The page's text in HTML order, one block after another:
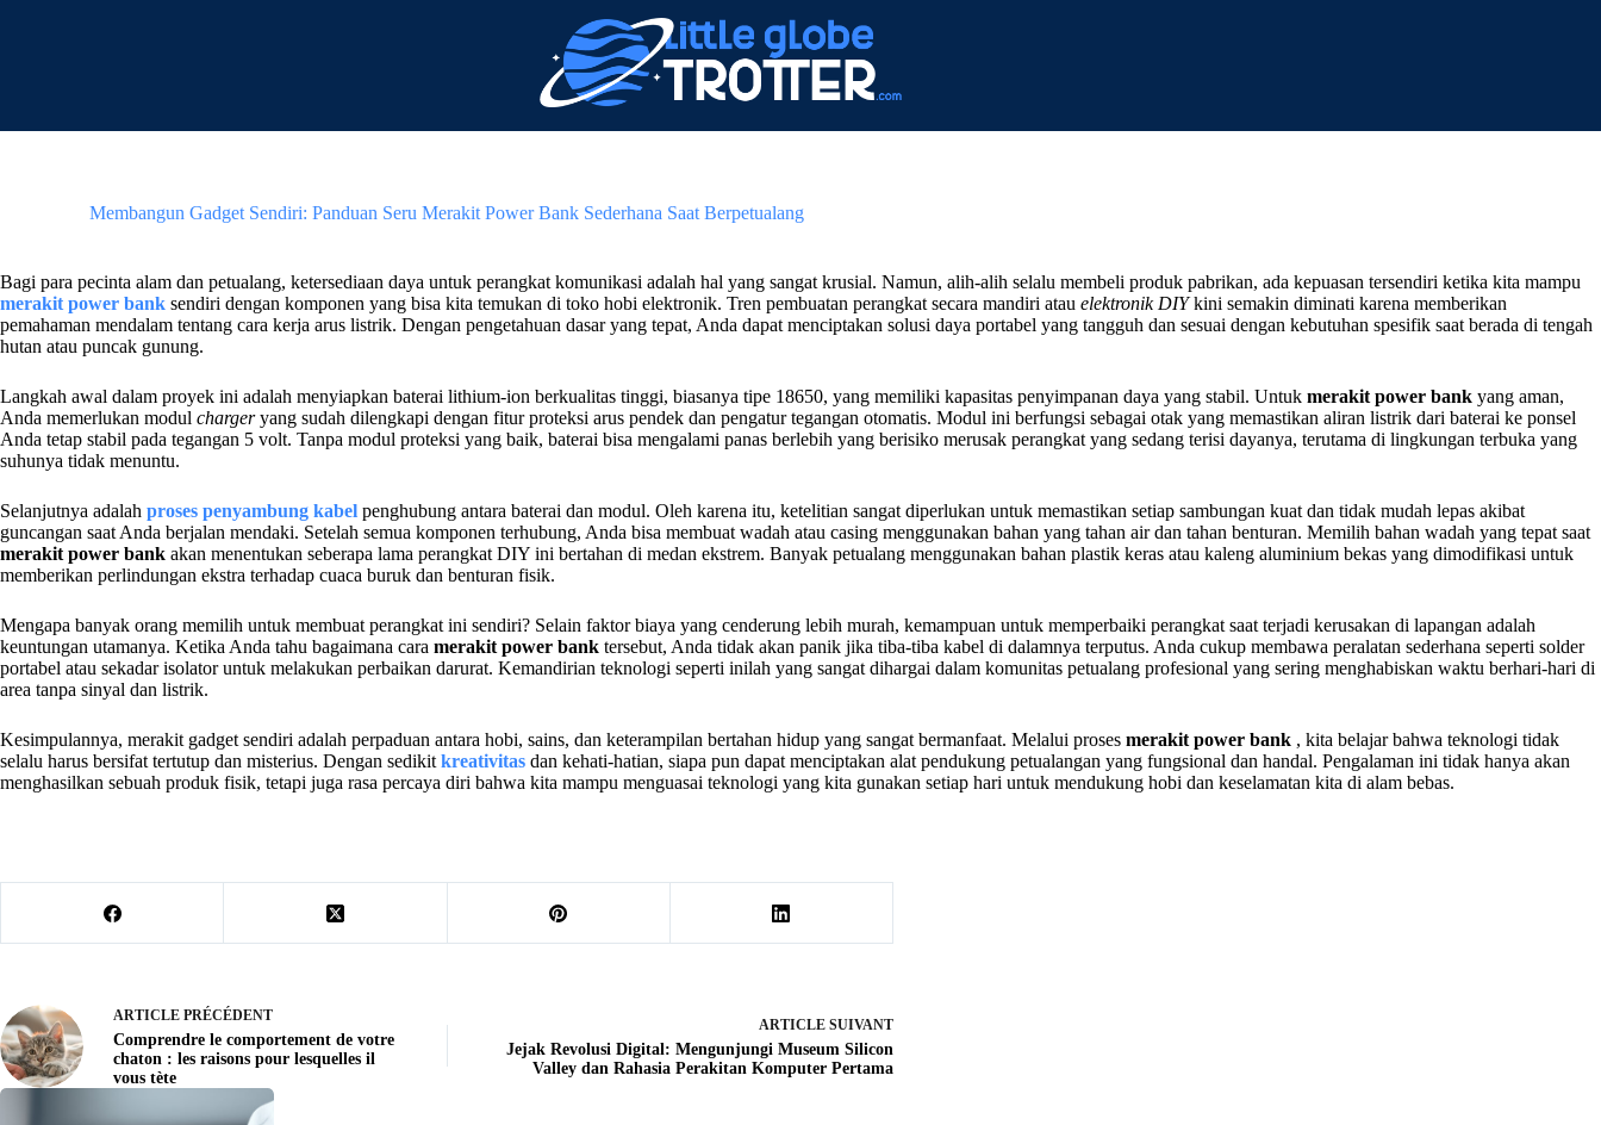
Membangun Gadget Sendiri: Panduan Seru Merakit Power Bank Sederhana Saat Berpetualang
Bagi para pecinta alam dan petualang, ketersediaan daya untuk perangkat komunikasi adalah hal yang sangat krusial. Namun, alih-alih selalu membeli produk pabrikan, ada kepuasan tersendiri ketika kita mampu
merakit power bank sendiri dengan komponen yang bisa kita temukan di toko hobi elektronik. Tren pembuatan perangkat secara mandiri atau elektronik DIYkini semakin diminati karena memberikan
pemahaman mendalam tentang cara kerja arus listrik. Dengan pengetahuan dasar yang tepat, Anda dapat menciptakan solusi daya portabel yang tangguh dan sesuai dengan kebutuhan spesifik saat berada di tengah
hutan atau puncak gunung.
Langkah awal dalam proyek ini adalah menyiapkan baterai lithium-ion berkualitas tinggi, biasanya tipe 18650, yang memiliki kapasitas penyimpanan daya yang stabil. Untuk merakit power bank yang aman,
Anda memerlukan modul chargeryang sudah dilengkapi dengan fitur proteksi arus pendek dan pengatur tegangan otomatis. Modul ini berfungsi sebagai otak yang memastikan aliran listrik dari baterai ke ponsel
Anda tetap stabil pada tegangan 5 volt. Tanpa modul proteksi yang baik, baterai bisa mengalami panas berlebih yang berisiko merusak perangkat yang sedang terisi dayanya, terutama di lingkungan terbuka yang
suhunya tidak menuntu.
Selanjutnya adalah proses penyambung kabel penghubung antara baterai dan modul. Oleh karena itu, ketelitian sangat diperlukan untuk memastikan setiap sambungan kuat dan tidak mudah lepas akibat
guncangan saat Anda berjalan mendaki. Setelah semua komponen terhubung, Anda bisa membuat wadah atau casing menggunakan bahan yang tahan air dan tahan benturan. Memilih bahan wadah yang tepat saat
merakit power bank akan menentukan seberapa lama perangkat DIY ini bertahan di medan ekstrem. Banyak petualang menggunakan bahan plastik keras atau kaleng aluminium bekas yang dimodifikasi untuk
memberikan perlindungan ekstra terhadap cuaca buruk dan benturan fisik.
Mengapa banyak orang memilih untuk membuat perangkat ini sendiri? Selain faktor biaya yang cenderung lebih murah, kemampuan untuk memperbaiki perangkat saat terjadi kerusakan di lapangan adalah
keuntungan utamanya. Ketika Anda tahu bagaimana cara merakit power bank tersebut, Anda tidak akan panik jika tiba-tiba kabel di dalamnya terputus. Anda cukup membawa peralatan sederhana seperti solder
portabel atau sekadar isolator untuk melakukan perbaikan darurat. Kemandirian teknologi seperti inilah yang sangat dihargai dalam komunitas petualang profesional yang sering menghabiskan waktu berhari-hari di
area tanpa sinyal dan listrik.
Kesimpulannya, merakit gadget sendiri adalah perpaduan antara hobi, sains, dan keterampilan bertahan hidup yang sangat bermanfaat. Melalui proses merakit power bank , kita belajar bahwa teknologi tidak
selalu harus bersifat tertutup dan misterius. Dengan sedikit kreativitas dan kehati-hatian, siapa pun dapat menciptakan alat pendukung petualangan yang fungsional dan handal. Pengalaman ini tidak hanya akan
menghasilkan sebuah produk fisik, tetapi juga rasa percaya diri bahwa kita mampu menguasai teknologi yang kita gunakan setiap hari untuk mendukung hobi dan keselamatan kita di alam bebas.
ARTICLE PRÉCÉDENT
Comprendre le comportement de votre
chaton : les raisons pour lesquelles il
vous tète
ARTICLE SUIVANT
Jejak Revolusi Digital: Mengunjungi Museum Silicon
Valley dan Rahasia Perakitan Komputer Pertama